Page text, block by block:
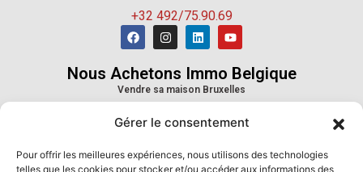
Gérer le consentement
Pour offrir les meilleures expériences, nous utilisons des technologies
telles que les cookies pour stocker et/ou accéder aux informations des
+32 492/75.90.69
Nous Achetons Immo Belgique
Vendre sa maison Bruxelles
Vendre sa maison Province de Liège
Vendre sa maison Province de Namur